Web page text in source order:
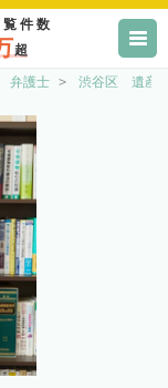
件数
超
弁護士 渋谷区 遺産